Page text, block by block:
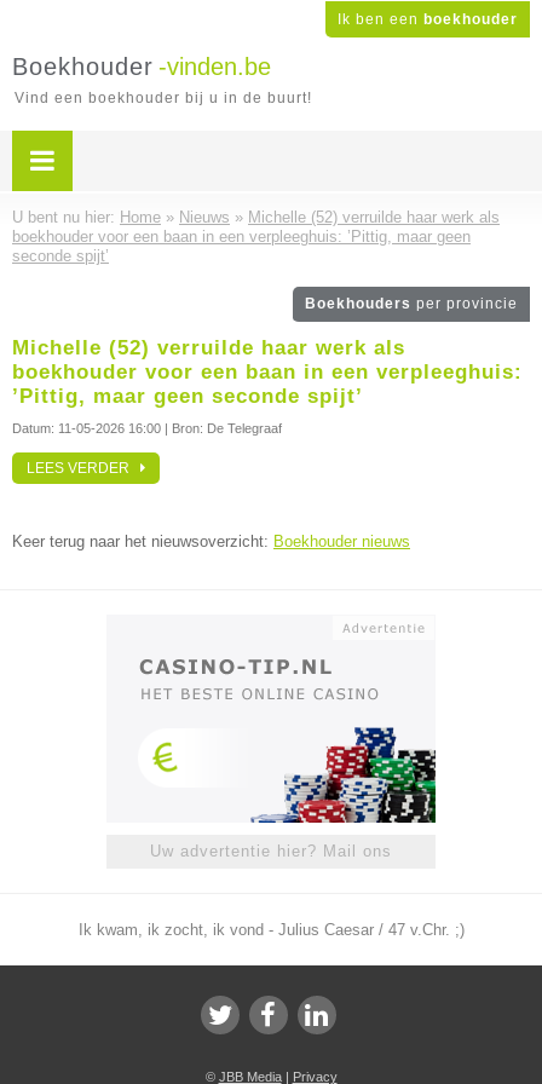
Ik ben een boekhouder
Boekhouder -vinden.be
Vind een boekhouder bij u in de buurt!
U bent nu hier: Home » Nieuws » Michelle (52) verruilde haar werk als
boekhouder voor een baan in een verpleeghuis: ’Pittig, maar geen
seconde spijt’
Boekhouders per provincie
Michelle (52) verruilde haar werk als
boekhouder voor een baan in een verpleeghuis:
’Pittig, maar geen seconde spijt’
Datum: 11-05-2026 16:00 | Bron: De Telegraaf
LEES VERDER
Keer terug naar het nieuwsoverzicht: Boekhouder nieuws
Uw advertentie hier? Mail ons
Ik kwam, ik zocht, ik vond - Julius Caesar / 47 v.Chr. ;)
© JBB Media| Privacy